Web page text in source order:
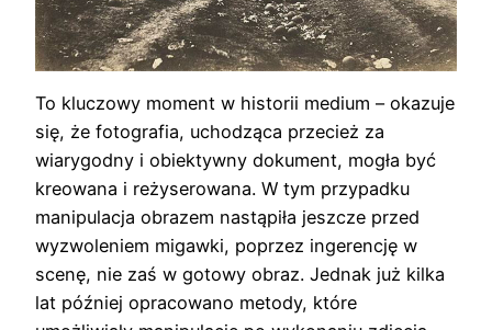
To kluczowy moment w historii medium – okazuje
się, że fotografia, uchodząca przecież za
wiarygodny i obiektywny dokument, mogła być
kreowana i reżyserowana. W tym przypadku
manipulacja obrazem nastąpiła jeszcze przed
wyzwoleniem migawki, poprzez ingerencję w
scenę, nie zaś w gotowy obraz. Jednak już kilka
lat później opracowano metody, które